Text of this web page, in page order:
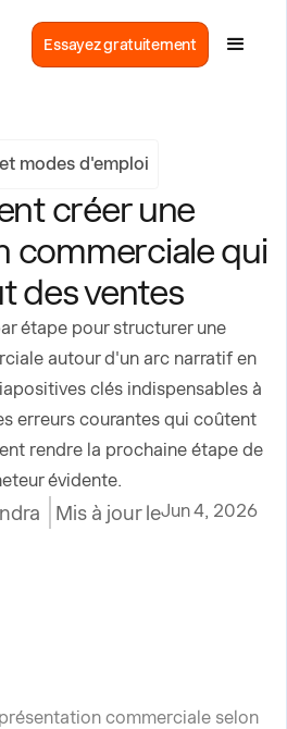
Essayez gratuitement
modes d'emploi
créer une
commerciale qui
des ventes
étape pour structurer une
autour d'un arc narratif en
clés indispensables à
erreurs courantes qui coûtent
rendre la prochaine étape de
évidente.
Mis à jour leJun 4, 2026
commerciale selon